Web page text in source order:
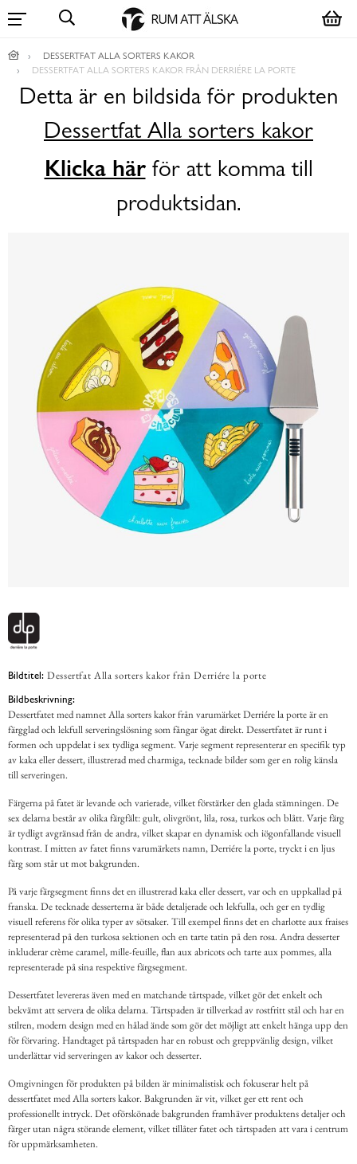
DESSERTFAT ALLA SORTERS KAKOR
DESSERTFAT ALLA SORTERS KAKOR FRÅN DERRIÉRE LA PORTE
Detta är en bildsida för produkten
Dessertfat Alla sorters kakor
Klicka härför att komma till
produktsidan.
Bildtitel: Dessertfat Alla sorters kakor från Derriére la porte
Bildbeskrivning:
Dessertfatet med namnet Alla sorters kakor från varumärket Derriére la porte är en
färgglad och lekfull serveringslösning som fångar ögat direkt. Dessertfatet är runt i
formen och uppdelat i sex tydliga segment. Varje segment representerar en specifik typ
av kaka eller dessert, illustrerad med charmiga, tecknade bilder som ger en rolig känsla
till serveringen.
Färgerna på fatet är levande och varierade, vilket förstärker den glada stämningen. De
sex delarna består av olika färgfält: gult, olivgrönt, lila, rosa, turkos och blått. Varje färg
är tydligt avgränsad från de andra, vilket skapar en dynamisk och iögonfallande visuell
kontrast. I mitten av fatet finns varumärkets namn, Derriére la porte, tryckt i en ljus
färg som står ut mot bakgrunden.
På varje färgsegment finns det en illustrerad kaka eller dessert, var och en uppkallad på
franska. De tecknade desserterna är både detaljerade och lekfulla, och ger en tydlig
visuell referens för olika typer av sötsaker. Till exempel finns det en charlotte aux fraises
representerad på den turkosa sektionen och en tarte tatin på den rosa. Andra desserter
inkluderar crème caramel, mille-feuille, flan aux abricots och tarte aux pommes, alla
representerade på sina respektive färgsegment.
Dessertfatet levereras även med en matchande tårtspade, vilket gör det enkelt och
bekvämt att servera de olika delarna. Tårtspaden är tillverkad av rostfritt stål och har en
stilren, modern design med en hålad ände som gör det möjligt att enkelt hänga upp den
för förvaring. Handtaget på tårtspaden har en robust och greppvänlig design, vilket
underlättar vid serveringen av kakor och desserter.
Omgivningen för produkten på bilden är minimalistisk och fokuserar helt på
dessertfatet med Alla sorters kakor. Bakgrunden är vit, vilket ger ett rent och
professionellt intryck. Det oförskönade bakgrunden framhäver produktens detaljer och
färger utan några störande element, vilket tillåter fatet och tårtspaden att vara i centrum
för uppmärksamheten.